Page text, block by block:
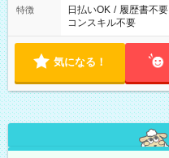
特徴 日払いOK / 履歴書不要
コンスキル不要
気になる！